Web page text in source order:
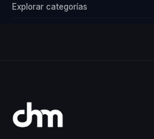
Explorar categorías